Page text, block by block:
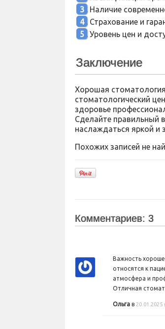
Наличие
Страхование и
Уровень цен и
Заключение
Хорошая
стоматологический
здоровье
Сделайте правильный
наслаждаться яркой и
Похожих записей не
Комментариев: 3
Важность
относятся к
атмосфера и
Отличная
Ольгав 20.01.2025